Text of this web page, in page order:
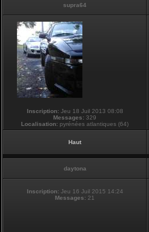
supra64
Inscription:Jeu 18 Juil 2013 08:08
Messages: 329
Localisation: pyrénées atlantiques (64)
Haut
daytona
Inscription: Jeu 16 Juil 2015 14:24
Messages: 21